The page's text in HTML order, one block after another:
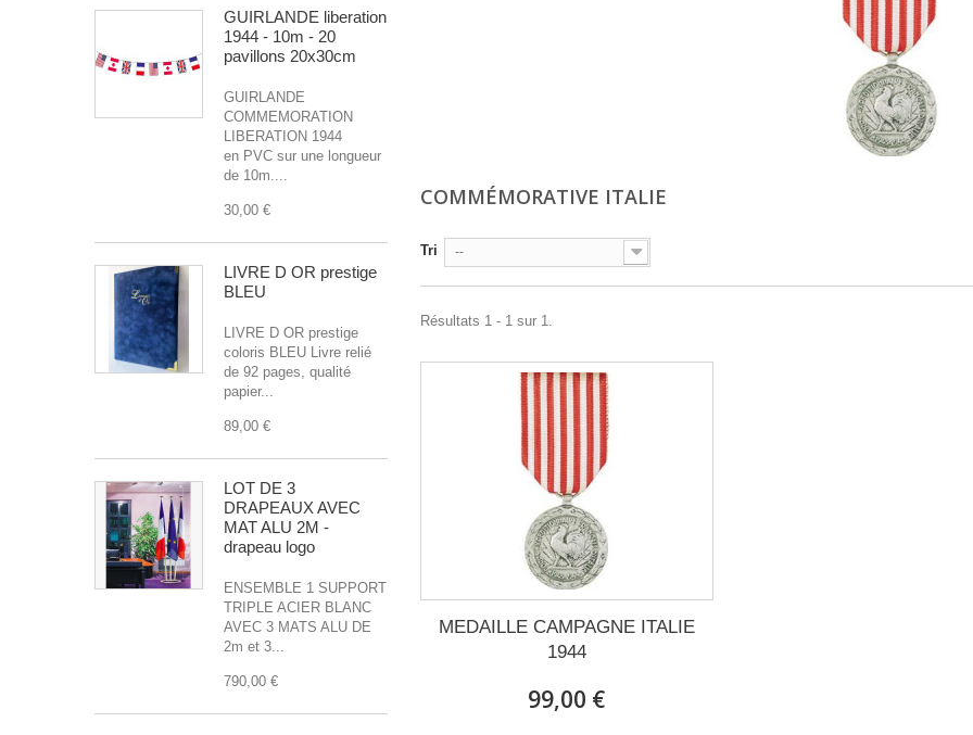
GUIRLANDE liberation
1944 - 10m - 20
pavillons 20x30cm
GUIRLANDE
COMMEMORATION
LIBERATION 1944
en PVC sur une longueur
de 10m....
30,00 €
LIVRE D OR prestige
BLEU
LIVRE D OR prestige
coloris BLEU Livre relié
de 92 pages, qualité
papier...
89,00 €
LOT DE 3
DRAPEAUX AVEC
MAT ALU 2M -
drapeau logo
ENSEMBLE 1 SUPPORT
TRIPLE ACIER BLANC
AVEC 3 MATS ALU DE
2m et 3...
790,00 €
COMMÉMORATIVE ITALIE
Tri --
Résultats 1 - 1 sur 1.
MEDAILLE CAMPAGNE ITALIE
1944
99,00 €